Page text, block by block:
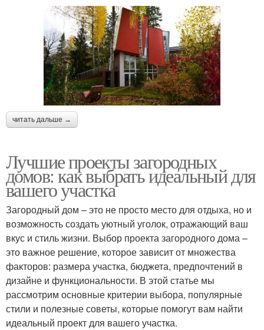
читать дальше →
Лучшие проекты загородных
домов: как выбрать идеальный для
вашего участка
Загородный дом – это не просто место для отдыха, но и
возможность создать уютный уголок, отражающий ваш
вкус и стиль жизни. Выбор проекта загородного дома –
это важное решение, которое зависит от множества
факторов: размера участка, бюджета, предпочтений в
дизайне и функциональности. В этой статье мы
рассмотрим основные критерии выбора, популярные
стили и полезные советы, которые помогут вам найти
идеальный проект для вашего участка.